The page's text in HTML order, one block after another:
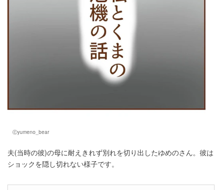
Ⓒyumeno_bear
夫(当時の彼)の母に耐えきれず別れを切り出したゆめのさん。彼は
ショックを隠し切れない様子です。